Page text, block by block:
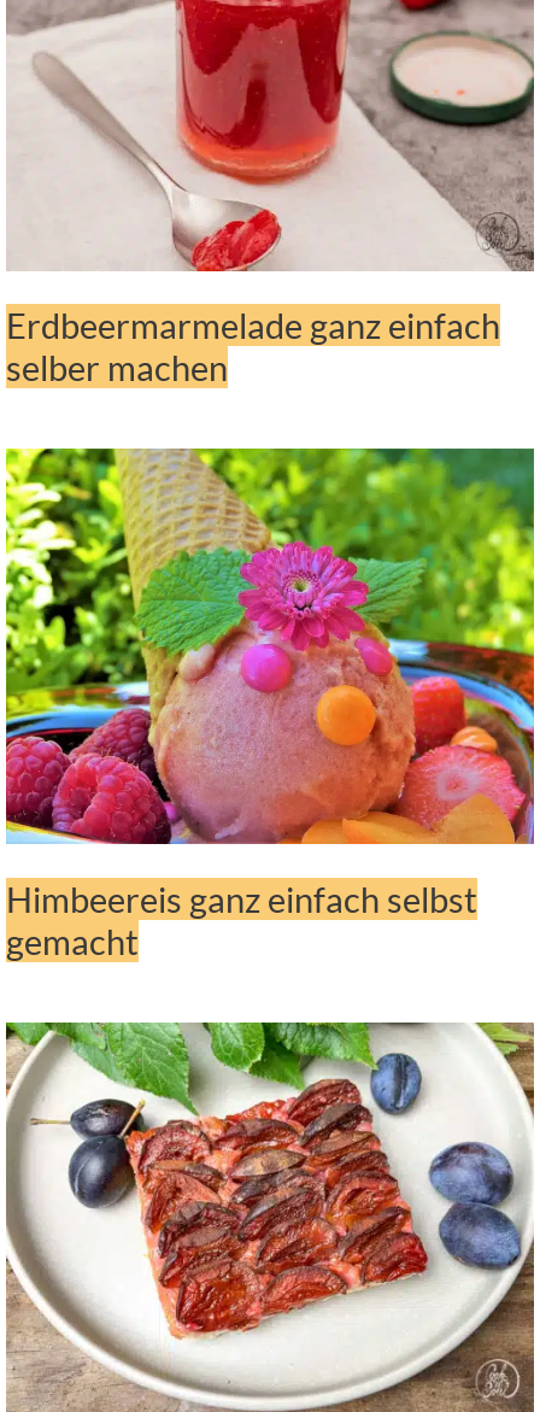
Erdbeermarmelade ganz einfach
selber machen
Himbeereis ganz einfach selbst
gemacht